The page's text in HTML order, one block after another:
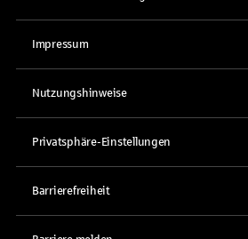
Impressum
Nutzungshinweise
Privatsphäre-Einstellungen
Barrierefreiheit